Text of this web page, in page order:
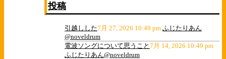
投稿
引越しした7月 27, 2026 10:49 pm ふじたりあん
@noveldrum
電波ソングについて思うこと 7月 14, 2026 10:49 pm
ふじたりあん@noveldrum